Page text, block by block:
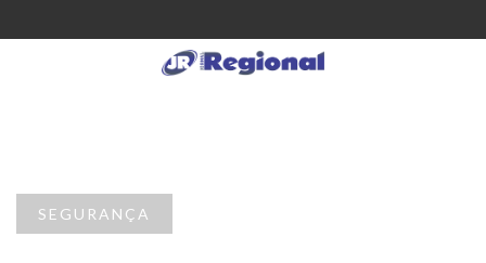
SEGURANÇA